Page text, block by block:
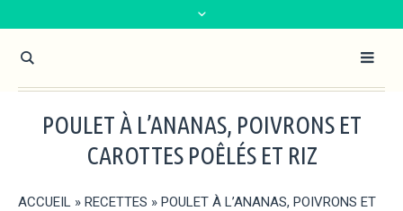
POULET À L’ANANAS, POIVRONS ET
CAROTTES POÊLÉS ET RIZ
ACCUEIL » RECETTES » POULET À L’ANANAS, POIVRONS ET